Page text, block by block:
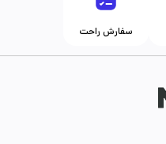
سفارش راحت